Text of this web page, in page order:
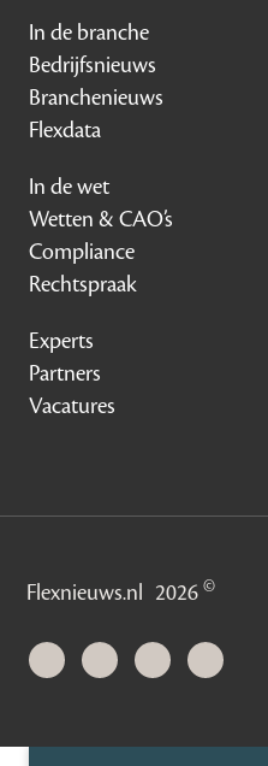
In de branche
Bedrijfsnieuws
Branchenieuws
Flexdata
In de wet
Wetten & CAO’s
Compliance
Rechtspraak
Experts
Partners
Vacatures
Flexnieuws.nl 2026©